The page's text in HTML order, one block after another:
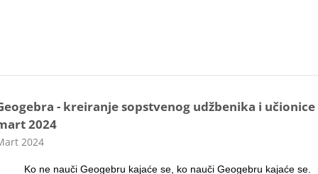
- kreiranje sopstvenog udžbenika i učionice
2024
kursa
2024
Ko ne nauči Geogebru kajaće se, ko nauči Geogebru kajaće se.